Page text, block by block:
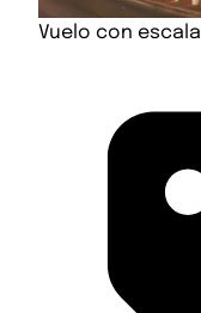
Vuelo con escala